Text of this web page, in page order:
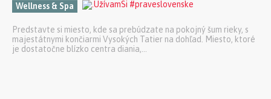
Wellness & Spa
Predstavte si miesto, kde sa prebúdzate na pokojný šum rieky, s
majestátnymi končiarmi Vysokých Tatier na dohľad. Miesto, ktoré
je dostatočne blízko centra diania,...